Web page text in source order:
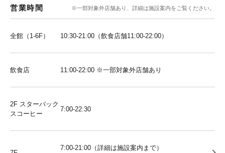
営業時間 ※一部対象外店舗あり、詳細は施設案内をご覧ください。
全館（1-6F） 10:30-21:00（飲食店舗11:00-22:00）
飲食店 11:00-22:00 ※一部対象外店舗あり
2F スターバック
スコーヒー
7:00-22:30
7:00-21:00（詳細は施設案内まで）